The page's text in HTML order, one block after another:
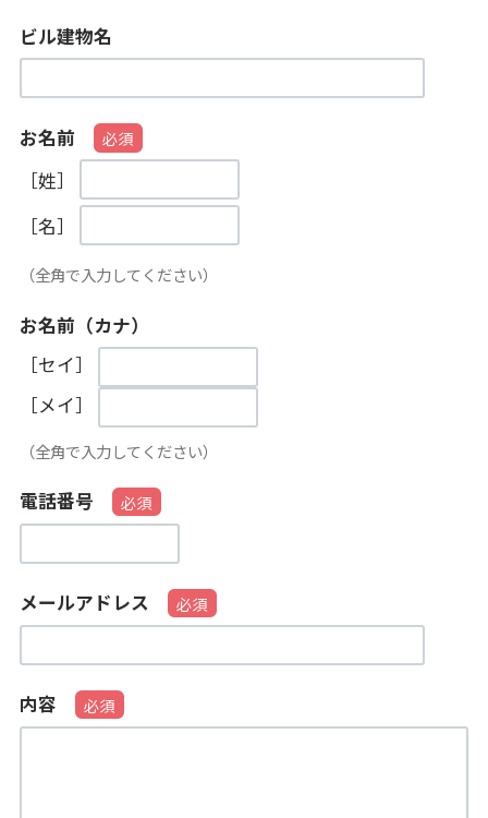
ビル建物名
お名前
［姓］
［名］
（全角で入力してください）
お名前（カナ）
［セイ］
［メイ］
（全角で入力してください）
電話番号
メールアドレス
内容